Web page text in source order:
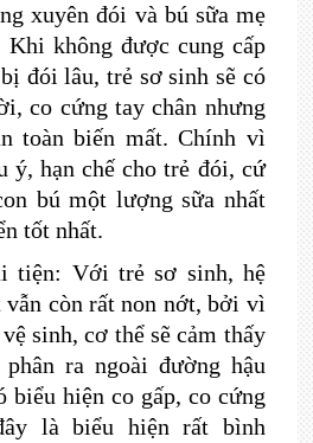
xuyên đói và bú sữa mẹ
không được cung cấp
đói lâu, trẻ sơ sinh sẽ có
co cứng tay chân nhưng
toàn biến mất. Chính vì
ý, hạn chế cho trẻ đói, cứ
bú một lượng sữa nhất
tốt nhất.
tiện: Với trẻ sơ sinh, hệ
còn rất non nớt, bởi vì
sinh, cơ thể sẽ cảm thấy
ra ngoài đường hậu
biểu hiện co gấp, co cứng
là biểu hiện rất bình